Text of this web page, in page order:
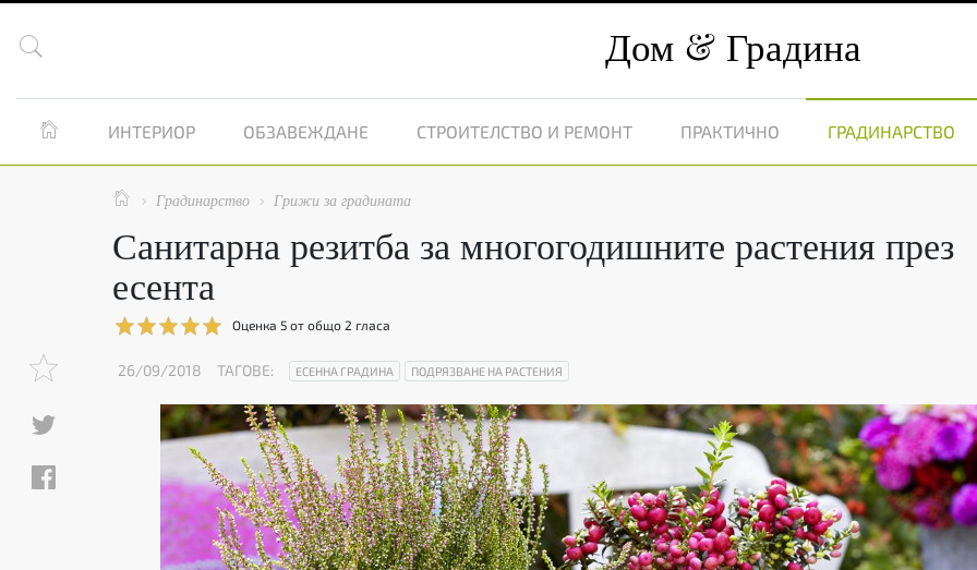
 Дом Градина
 ИНТЕРИОР ОБЗАВЕЖДАНЕ СТРОИТЕЛСТВО И РЕМОНТ ПРАКТИЧНО ГРАДИНАРСТВО
  Градинарство  Грижи за градината
Санитарна резитба за многогодишните растения през
есента
Оценка 5от общо 2 гласа
26/09/2018 ТАГОВЕ: ЕСЕННА ГРАДИНА ПОДРЯЗВАНЕ НА РАСТЕНИЯ